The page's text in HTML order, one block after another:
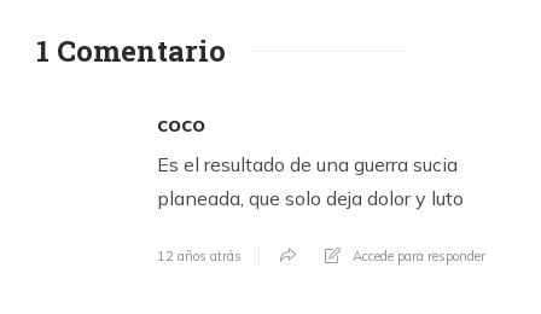
1 Comentario
coco
Es el resultado de una guerra sucia
planeada, que solo deja dolor y luto
12 años atrás Accede para responder